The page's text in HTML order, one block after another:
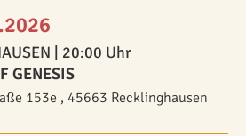
| 20:00 Uhr
GENESIS
153e , 45663 Recklinghausen